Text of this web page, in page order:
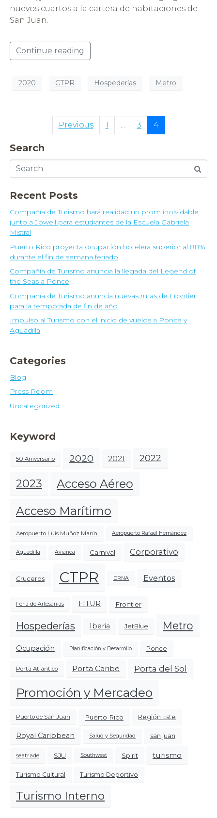
nuevos cuartos a la cartera de habitaciones de
San Juan.
Continue reading
2020 CTPR Hospederías Metro
Previous 1 ... 3 4
Search
Recent Posts
Compañía de Turismo hará realidad un prom inolvidable
junto a Jowell para estudiantes de la Escuela Gabriela
Mistral
Puerto Rico proyecta ocupación hotelera superior al 88%
durante el fin de semana feriado
Compañía de Turismo anuncia la llegada del Legend of
the Seas a Ponce
Compañía de Turismo anuncia nuevas rutas de Frontier
para la temporada de fin de año
Impulso al Turismo con el inicio de vuelos a Ponce y
Aguadilla
Categories
Blog
Press Room
Uncategorized
Keyword
50 Aniversario 2020 2021 2022
2023
Acceso Aéreo
Acceso Marítimo
Aeropuerto Luis Muñoz Marín Aeropuerto Rafael Hernández
Aguadilla Avianca Carnival Corporativo
Cruceros CTPR DRNA Eventos
Feria de Artesanías FITUR Frontier
Hospederías Iberia JetBlue Metro
Ocupación Planificación y Desarrollo Ponce
Porta Atlántico Porta Caribe Porta del Sol
Promoción y Mercadeo
Puerto de San Juan Puerto Rico Región Este
Royal Caribbean Salud y Seguridad san juan
seatrade SJU Southwest Spirit turismo
Turismo Cultural Turismo Deportivo
Turismo Interno